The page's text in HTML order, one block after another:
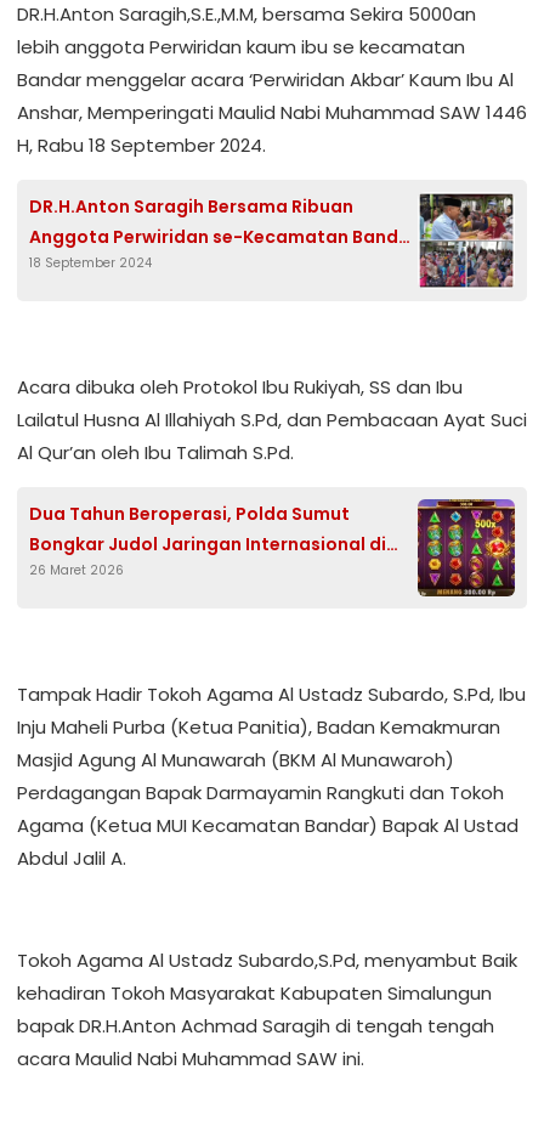
DR.H.Anton Saragih,S.E.,M.M, bersama Sekira 5000an
lebih anggota Perwiridan kaum ibu se kecamatan
Bandar menggelar acara ‘Perwiridan Akbar’ Kaum Ibu Al
Anshar, Memperingati Maulid Nabi Muhammad SAW 1446
H, Rabu 18 September 2024.
DR.H.Anton Saragih Bersama Ribuan
Anggota Perwiridan se-Kecamatan Bandar
Rayakan Maulid Nabi
18 September 2024
Acara dibuka oleh Protokol Ibu Rukiyah, SS dan Ibu
Lailatul Husna Al Illahiyah S.Pd, dan Pembacaan Ayat Suci
Al Qur’an oleh Ibu Talimah S.Pd.
Dua Tahun Beroperasi, Polda Sumut
Bongkar Judol Jaringan Internasional di
Medan, 19 Orang Ditangkap
26 Maret 2026
Tampak Hadir Tokoh Agama Al Ustadz Subardo, S.Pd, Ibu
Inju Maheli Purba (Ketua Panitia), Badan Kemakmuran
Masjid Agung Al Munawarah (BKM Al Munawaroh)
Perdagangan Bapak Darmayamin Rangkuti dan Tokoh
Agama (Ketua MUI Kecamatan Bandar) Bapak Al Ustad
Abdul Jalil A.
Tokoh Agama Al Ustadz Subardo,S.Pd, menyambut Baik
kehadiran Tokoh Masyarakat Kabupaten Simalungun
bapak DR.H.Anton Achmad Saragih di tengah tengah
acara Maulid Nabi Muhammad SAW ini.